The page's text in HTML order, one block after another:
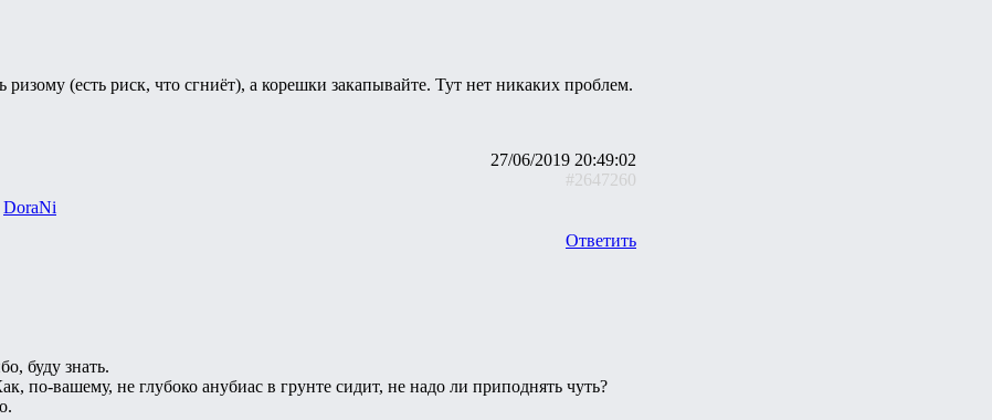
ризому (есть риск, что сгниёт), а корешки закапывайте. Тут нет никаких проблем.
27/06/2019 20:49:02
#2647260
DoraNi
Ответить
буду знать.
по-вашему, не глубоко анубиас в грунте сидит, не надо ли приподнять чуть?